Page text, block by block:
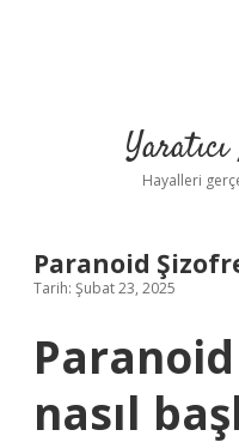
Hayalleri
Paranoid
Tarih: Şubat 23, 2025
nasıl